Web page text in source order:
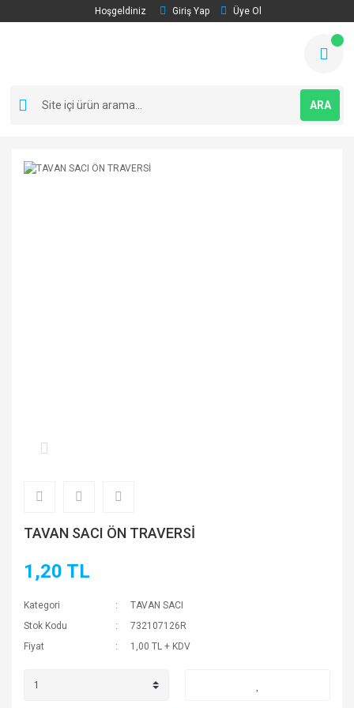
Hoşgeldiniz Giriş Yap Üye Ol
ARA
TAVAN SACI ÖN TRAVERSİ
1,20 TL
Kategori
TAVAN SACI
Stok Kodu
732107126R
Fiyat
1,00 TL + KDV